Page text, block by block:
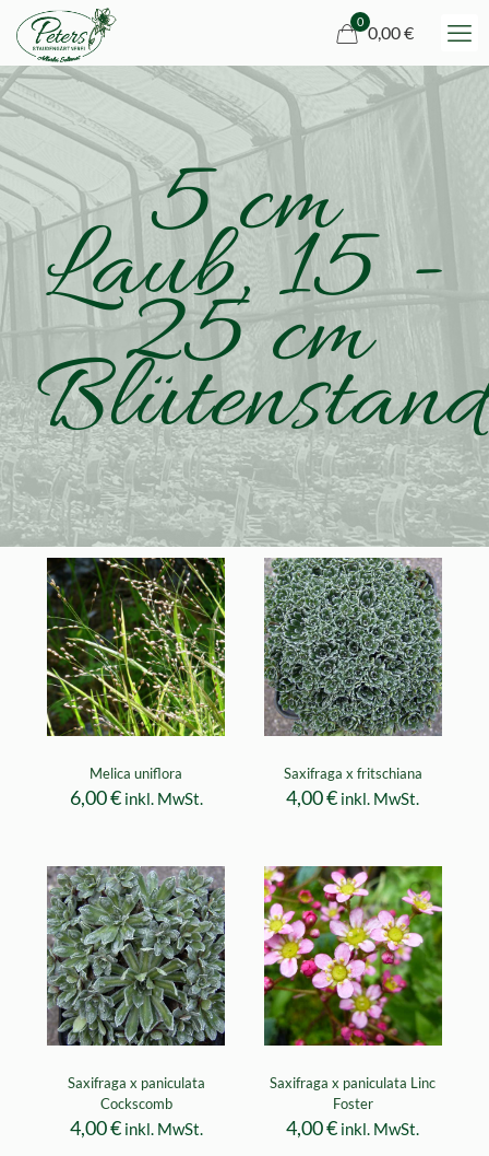
0
0,00 €
5 cm
Laub, 15 -
25 cm
Blütenstand
Melica uniflora
6,00€ inkl. MwSt.
Saxifraga x fritschiana
4,00€ inkl. MwSt.
Saxifraga x paniculata
Cockscomb
4,00€ inkl. MwSt.
Saxifraga x paniculata Linc
Foster
4,00€ inkl. MwSt.